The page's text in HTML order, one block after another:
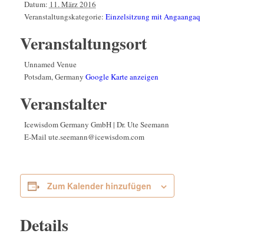
Datum: 11. März 2016
Veranstaltungskategorie: Einzelsitzung mit Angaangaq
Veranstaltungsort
Unnamed Venue
Potsdam,Germany Google Karte anzeigen
Veranstalter
Icewisdom Germany GmbH | Dr. Ute Seemann
E-Mail ute.seemann@icewisdom.com
Zum Kalender hinzufügen
Details